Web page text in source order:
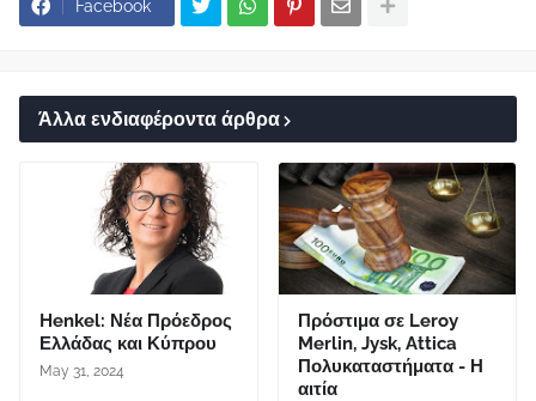
Facebook
Άλλα ενδιαφέροντα άρθρα
Henkel: Νέα Πρόεδρος
Ελλάδας και Κύπρου
May 31, 2024
Πρόστιμα σε Leroy
Merlin, Jysk, Attica
Πολυκαταστήματα - Η
αιτία